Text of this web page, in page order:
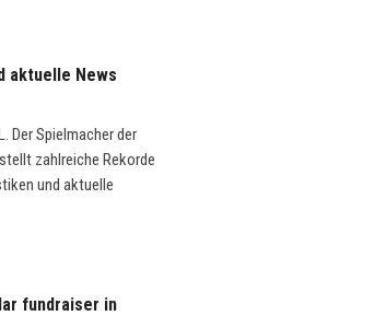
aktuelle News
Der Spielmacher der
zahlreiche Rekorde
und aktuelle
fundraiser in